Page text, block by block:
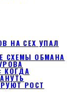
НА CEX УПАЛ
СХЕМЫ ОБМАНА
КОГДА
РОСТ